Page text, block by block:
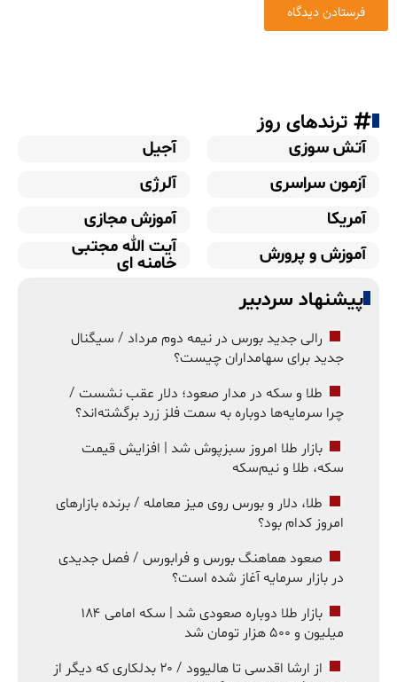
ترندهای روز
آتش سوزی
آجیل
آزمون سراسری
آلرژی
آمریکا
آموزش مجازی
آموزش و پرورش
آیت الله مجتبی
خامنه ای
پیشنهاد سردبیر
رالی جدید بورس در نیمه دوم مرداد / سیگنال
جدید برای سهامداران چیست؟
طلا و سکه در مدار صعود؛ دلار عقب نشست /
چرا سرمایه‌ها دوباره به سمت فلز زرد برگشته‌اند؟
بازار طلا امروز سبزپوش شد | افزایش قیمت
سکه، طلا و نیم‌سکه
طلا، دلار و بورس روی میز معامله / برنده بازارهای
امروز کدام بود؟
صعود هماهنگ بورس و فرابورس / فصل جدیدی
در بازار سرمایه آغاز شده است؟
بازار طلا دوباره صعودی شد | سکه امامی ۱۸۴
میلیون و ۵۰۰ هزار تومان شد
از ارشا اقدسی تا هالیوود / ۲۰ بدلکاری که دیگر از